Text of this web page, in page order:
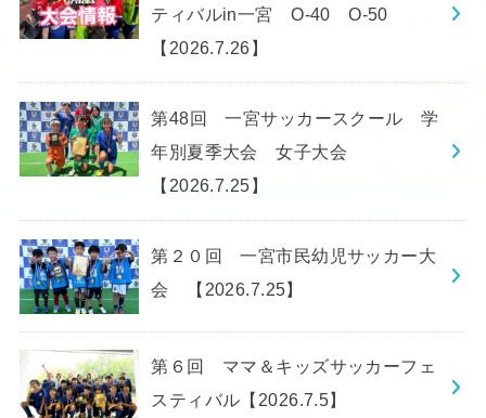
ティバルin一宮 O-40 O-50
【2026.7.26】
第48回 一宮サッカースクール 学
年別夏季大会 女子大会
【2026.7.25】
第２０回 一宮市民幼児サッカー大
会 【2026.7.25】
第６回 ママ＆キッズサッカーフェ
スティバル【2026.7.5】